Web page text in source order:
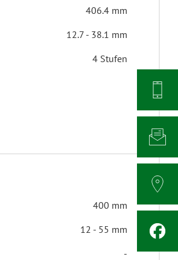
406.4 mm
12.7 - 38.1 mm
4 Stufen
400 mm
12 - 55 mm
-